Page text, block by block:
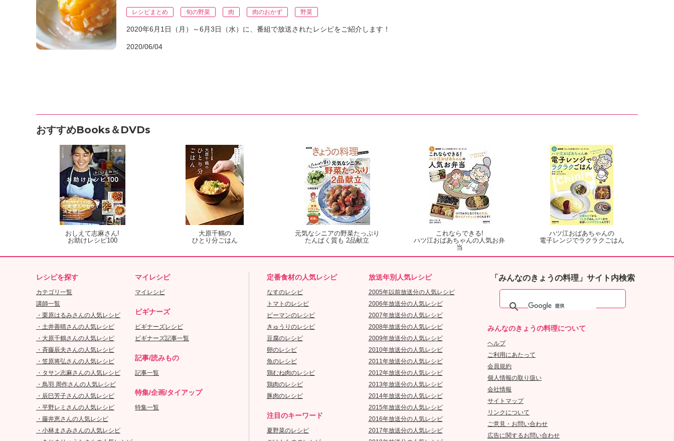
レシピまとめ 旬の野菜 肉 肉のおかず 野菜
2020年6月1日（月）～6月3日（水）に、番組で放送されたレシピをご紹介します！
2020/06/04
おすすめBooks＆DVDs
おしえて志麻さん!
お助けレシピ100
大原千鶴の
ひとり分ごはん
元気なシニアの野菜たっぷり
たんぱく質も 2品献立
これならできる!
ハツ江おばあちゃんの人気お弁
当
ハツ江おばあちゃんの
電子レンジでラクラクごはん
レシピを探す
カテゴリ一覧
講師一覧
・栗原はるみさんの人気レシピ
・土井善晴さんの人気レシピ
・大原千鶴さんの人気レシピ
・斉藤辰夫さんの人気レシピ
・笠原将弘さんの人気レシピ
・タサン志麻さんの人気レシピ
・鳥羽 周作さんの人気レシピ
・辰巳芳子さんの人気レシピ
・平野レミさんの人気レシピ
・藤井恵さんの人気レシピ
・小林まさみさんの人気レシピ
マイレシピ
マイレシピ
ビギナーズ
ビギナーズレシピ
ビギナーズ記事一覧
記事/読みもの
記事一覧
特集/企画/タイアップ
特集一覧
定番食材の人気レシピ
なすのレシピ
トマトのレシピ
ピーマンのレシピ
きゅうりのレシピ
豆腐のレシピ
卵のレシピ
魚のレシピ
鶏むね肉のレシピ
鶏肉のレシピ
豚肉のレシピ
注目のキーワード
夏野菜のレシピ
放送年別人気レシピ
2005年以前放送分の人気レシピ
2006年放送分の人気レシピ
2007年放送分の人気レシピ
2008年放送分の人気レシピ
2009年放送分の人気レシピ
2010年放送分の人気レシピ
2011年放送分の人気レシピ
2012年放送分の人気レシピ
2013年放送分の人気レシピ
2014年放送分の人気レシピ
2015年放送分の人気レシピ
2016年放送分の人気レシピ
2017年放送分の人気レシピ
「みんなのきょうの料理」サイト内検索
みんなのきょうの料理について
ヘルプ
ご利用にあたって
会員規約
個人情報の取り扱い
会社情報
サイトマップ
リンクについて
ご意見・お問い合わせ
広告に関するお問い合わせ